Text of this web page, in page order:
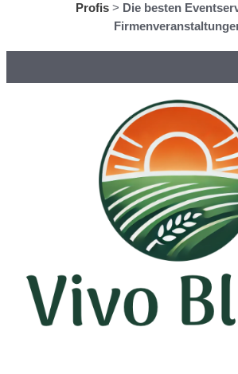
Profis> Die besten